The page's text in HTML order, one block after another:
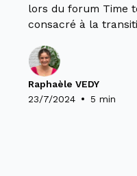
lors du forum Time
consacré à la
Raphaèle VEDY
23/7/2024 • 5 min